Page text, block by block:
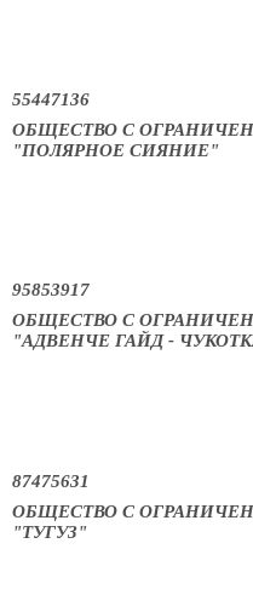
55447136
ОБЩЕСТВО С
"ПОЛЯРНОЕ СИЯНИЕ"
95853917
ОБЩЕСТВО С
"АДВЕНЧЕ ГАЙД -
87475631
ОБЩЕСТВО С
"ТУГУЗ"